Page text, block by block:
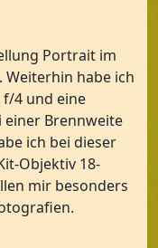
Portrait im
habe ich
f/4 und eine
einer Brennweite
ich bei dieser
Objektiv 18-
mir besonders